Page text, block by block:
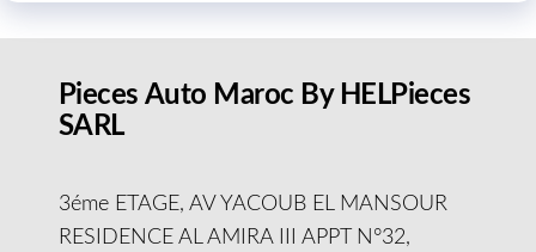
Pieces Auto Maroc By HELPieces
SARL
3éme ETAGE, AV YACOUB EL MANSOUR
RESIDENCE AL AMIRA III APPT N°32,